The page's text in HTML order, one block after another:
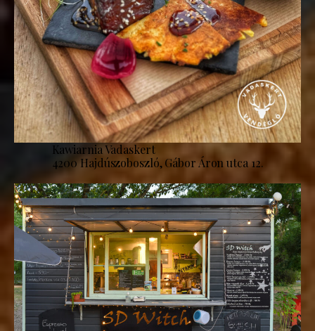
Kawiarnia Vadaskert
4200 Hajdúszoboszló, Gábor Áron utca 12.